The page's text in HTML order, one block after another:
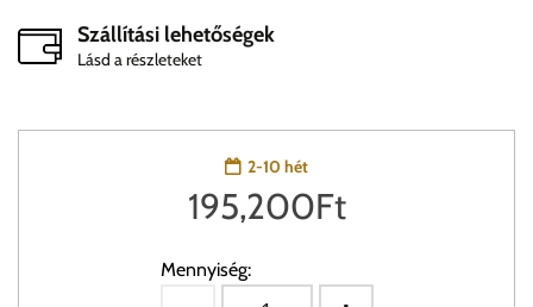
Szállítási lehetőségek
Lásd a részleteket
2-10 hét
195,200Ft
Mennyiség: